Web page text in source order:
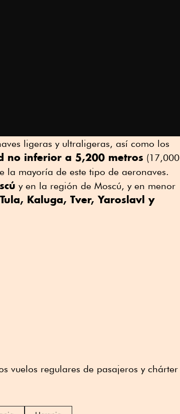
ligeras y ultraligeras, así como los
no inferior a 5,200 metros (17,000
la mayoría de este tipo de aeronaves.
y en la región de Moscú, y en menor
Kaluga, Tver, Yaroslavl y
vuelos regulares de pasajeros y chárter